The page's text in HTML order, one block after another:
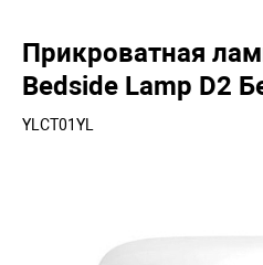
Прикроватная
Bedside Lamp D2
YLCT01YL